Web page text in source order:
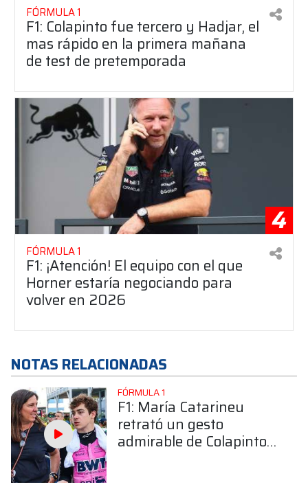
FÓRMULA 1
F1: Colapinto fue tercero y Hadjar, el
mas rápido en la primera mañana
de test de pretemporada
4
FÓRMULA 1
F1: ¡Atención! El equipo con el que
Horner estaría negociando para
volver en 2026
NOTAS RELACIONADAS
FÓRMULA 1
F1: María Catarineu
retrató un gesto
admirable de Colapinto